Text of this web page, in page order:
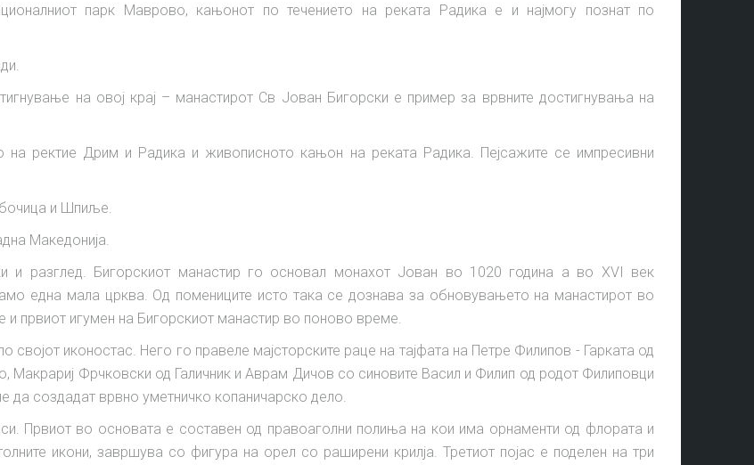
парк Маврово, кањонот по течението на реката Радика е и најмогу познат по
на овој крај – манастирот Св Јован Бигорски е пример за врвните достигнувања на
на ректие Дрим и Радика и живописното кањон на реката Радика. Пејсажите се импресивни
и Шпиље.
Македонија.
и разглед. Бигорскиот манастир го основал монахот Јован во 1020 година а во XVI век
една мала црква. Од помениците исто така се дознава за обновувањето на манастирот во
и првиот игумен на Бигорскиот манастир во поново време.
иконостас. Него го правеле мајсторските раце на тајфата на Петре Филипов - Гарката од
Макрариј Фрчковски од Галичник и Аврам Дичов со синовите Васил и Филип од родот Филиповци
да создадат врвно уметничко копаничарско дело.
Првиот во основата е составен од правоаголни полиња на кои има орнаменти од флората и
икони, завршува со фигура на орел со раширени крилја. Третиот појас е поделен на три